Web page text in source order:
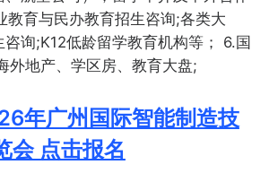
教育与民办教育招生咨询;各类大
询;K12低龄留学教育机构等； 6.国
外地产、学区房、教育大盘;
年广州国际智能制造技
会 点击报名